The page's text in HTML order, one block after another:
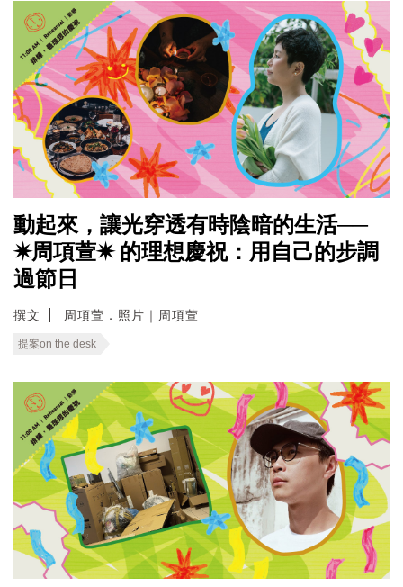
動起來，讓光穿透有時陰暗的生活──
✷周項萱✷ 的理想慶祝：用自己的步調
過節日
撰文 周項萱．照片｜周項萱
提案on the desk